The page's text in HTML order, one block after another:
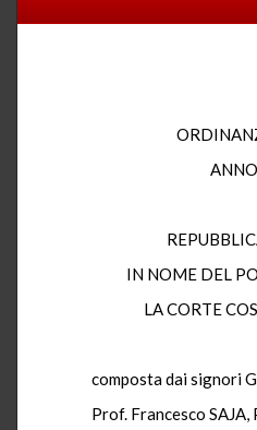
IN NOME DEL
LA CORTE
composta dai signori
Prof. Francesco